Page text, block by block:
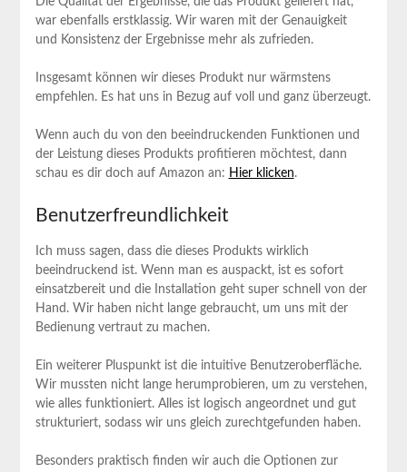
war ebenfalls erstklassig. Wir waren mit⁢ der Genauigkeit
und Konsistenz der Ergebnisse mehr als zufrieden.
Insgesamt können wir dieses Produkt nur wärmstens‍
empfehlen. Es hat uns in Bezug⁢ auf voll und ganz​ überzeugt.
Wenn auch du von den beeindruckenden Funktionen und
der‌ Leistung dieses Produkts profitieren möchtest, dann
schau es dir doch auf Amazon an: Hier klicken.
Benutzerfreundlichkeit
Ich ⁣muss sagen, dass die dieses ‍Produkts wirklich
beeindruckend ist. Wenn man es auspackt, ist es sofort
einsatzbereit und die Installation geht super schnell von der
Hand. ‍Wir haben‍ nicht​ lange ‍gebraucht, ‌um uns mit der
Bedienung vertraut​ zu machen.
Ein ⁤weiterer Pluspunkt ist die intuitive Benutzeroberfläche.
Wir mussten​ nicht lange herumprobieren, um zu verstehen,
wie alles funktioniert. Alles ⁢ist logisch angeordnet und gut
strukturiert, sodass wir uns gleich zurechtgefunden haben.
Besonders praktisch finden wir auch‌ die Optionen zur